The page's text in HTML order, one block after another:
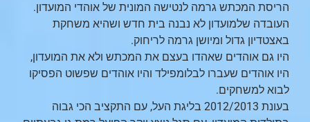
הריסת המכתש גרמה לנטישה המונית של אוהדי המועדון.
העובדה שלמועדון לא נבנה בית חדש ושהיא משחקת
באצטדיון גדול ומיושן גרמה לריחוק.
היו גם אוהדים שאהדו בעצם את המכתש ולא את המועדון,
היו אוהדים שעברו לבלומפילד והיו אוהדים שפשוט הפסיקו
לבוא למשחקים.
בעונת 2012/2013 בליגת העל, עם התקציב הכי גבוה